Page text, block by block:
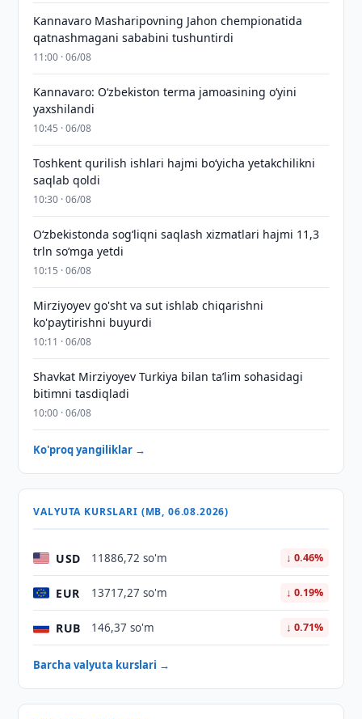
Kannavaro Masharipovning Jahon chempionatida
qatnashmagani sababini tushuntirdi
11:00 · 06/08
Kannavaro: O‘zbekiston terma jamoasining o‘yini
yaxshilandi
10:45 · 06/08
Toshkent qurilish ishlari hajmi bo‘yicha yetakchilikni
saqlab qoldi
10:30 · 06/08
O‘zbekistonda sog‘liqni saqlash xizmatlari hajmi 11,3
trln so‘mga yetdi
10:15 · 06/08
Mirziyoyev go'sht va sut ishlab chiqarishni
ko'paytirishni buyurdi
10:11 · 06/08
Shavkat Mirziyoyev Turkiya bilan taʼlim sohasidagi
bitimni tasdiqladi
10:00 · 06/08
Ko'proq yangiliklar →
VALYUTA KURSLARI (MB, 06.08.2026)
USD 11886,72 so'm ↓ 0.46%
EUR 13717,27 so'm ↓ 0.19%
RUB 146,37 so'm ↓ 0.71%
Barcha valyuta kurslari →